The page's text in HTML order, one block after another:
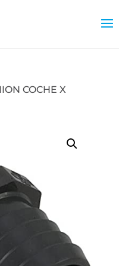
COCHE X